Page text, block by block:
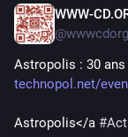
WWW-
@
Astropolis : 30 ans
technopol.net/
Astropolis</a #